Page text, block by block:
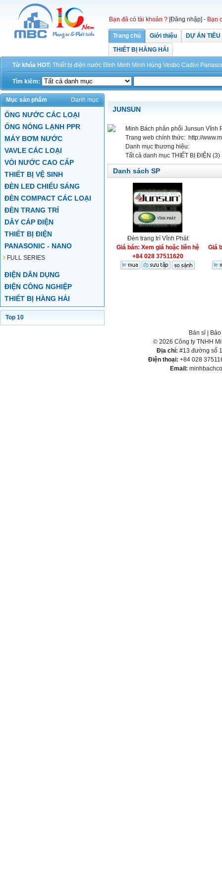
Bạn đã có tài khoản ? [Đăng nhập] - Bạn
Trang chủ Giới thiệu
DỰ ÁN
THIẾT BỊ HÀNG HẢI
Từ khóa HOT: Thiết bị điện nước Bình Minh Minh Hùng Vesbo Cadivi
Tìm kiếm:
Mục sản phẩm Danh mục
ỐNG NƯỚC CÁC LOẠI
ỐNG NÓNG LẠNH PPR
MÁY BƠM NƯỚC
VAVLE CÁC LOẠI
VÒI NƯỚC CAO CẤP
THIẾT BỊ VỆ SINH
ĐÈN LED CHIẾU SÁNG
ĐÈN COMPACT CÁC LOẠI
ĐÈN TRANG TRÍ
DÂY CÁP ĐIỆN
THIẾT BỊ ĐIỆN
PANASONIC - NANO
FULL SERIES
ĐIỆN DÂN DỤNG
ĐIỆN CÔNG NGHIỆP
THIẾT BỊ HÀNG HẢI
Top 10
JUNSUN
Minh Bách phân phối Junsun Vĩnh
Trang web chính thức: http://
Danh mục thương hiệu:
Tất cả danh mục THIẾT BỊ ĐIỆN (3)
Danh sách SP
Đèn trang trí Vĩnh Phát
Giá bán: Xem giá hoặc liên hệ
+84 028 37511620
Giá
Bán sỉ
© 2026 Công ty TNHH
Địa chỉ: #13 đường số
Điện thoại: +84 028
Email: